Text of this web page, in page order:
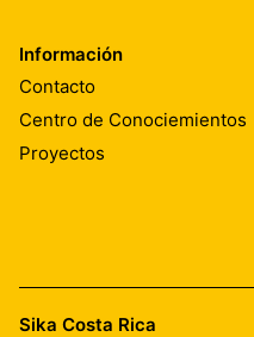
Información
Contacto
Centro de Conociemientos
Proyectos
Sika Costa Rica